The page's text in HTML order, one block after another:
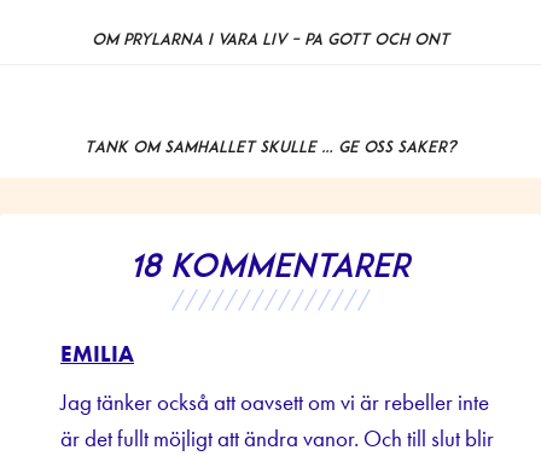
Om prylarna i våra liv – på gott och ont
Tänk om samhället skulle … GE oss saker?
18 kommentarer
///////////////
EMILIA
Jag tänker också att oavsett om vi är rebeller inte
är det fullt möjligt att ändra vanor. Och till slut blir